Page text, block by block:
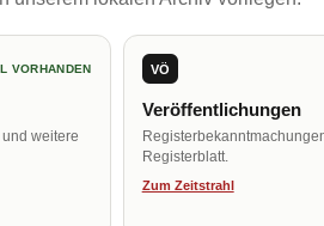
VORHANDEN
weitere
VÖ
Veröffentlichungen
Registerblatt.
Zum Zeitstrahl